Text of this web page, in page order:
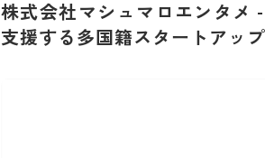
株式会社マシュマロエンタメ -
支援する多国籍スタートアップ